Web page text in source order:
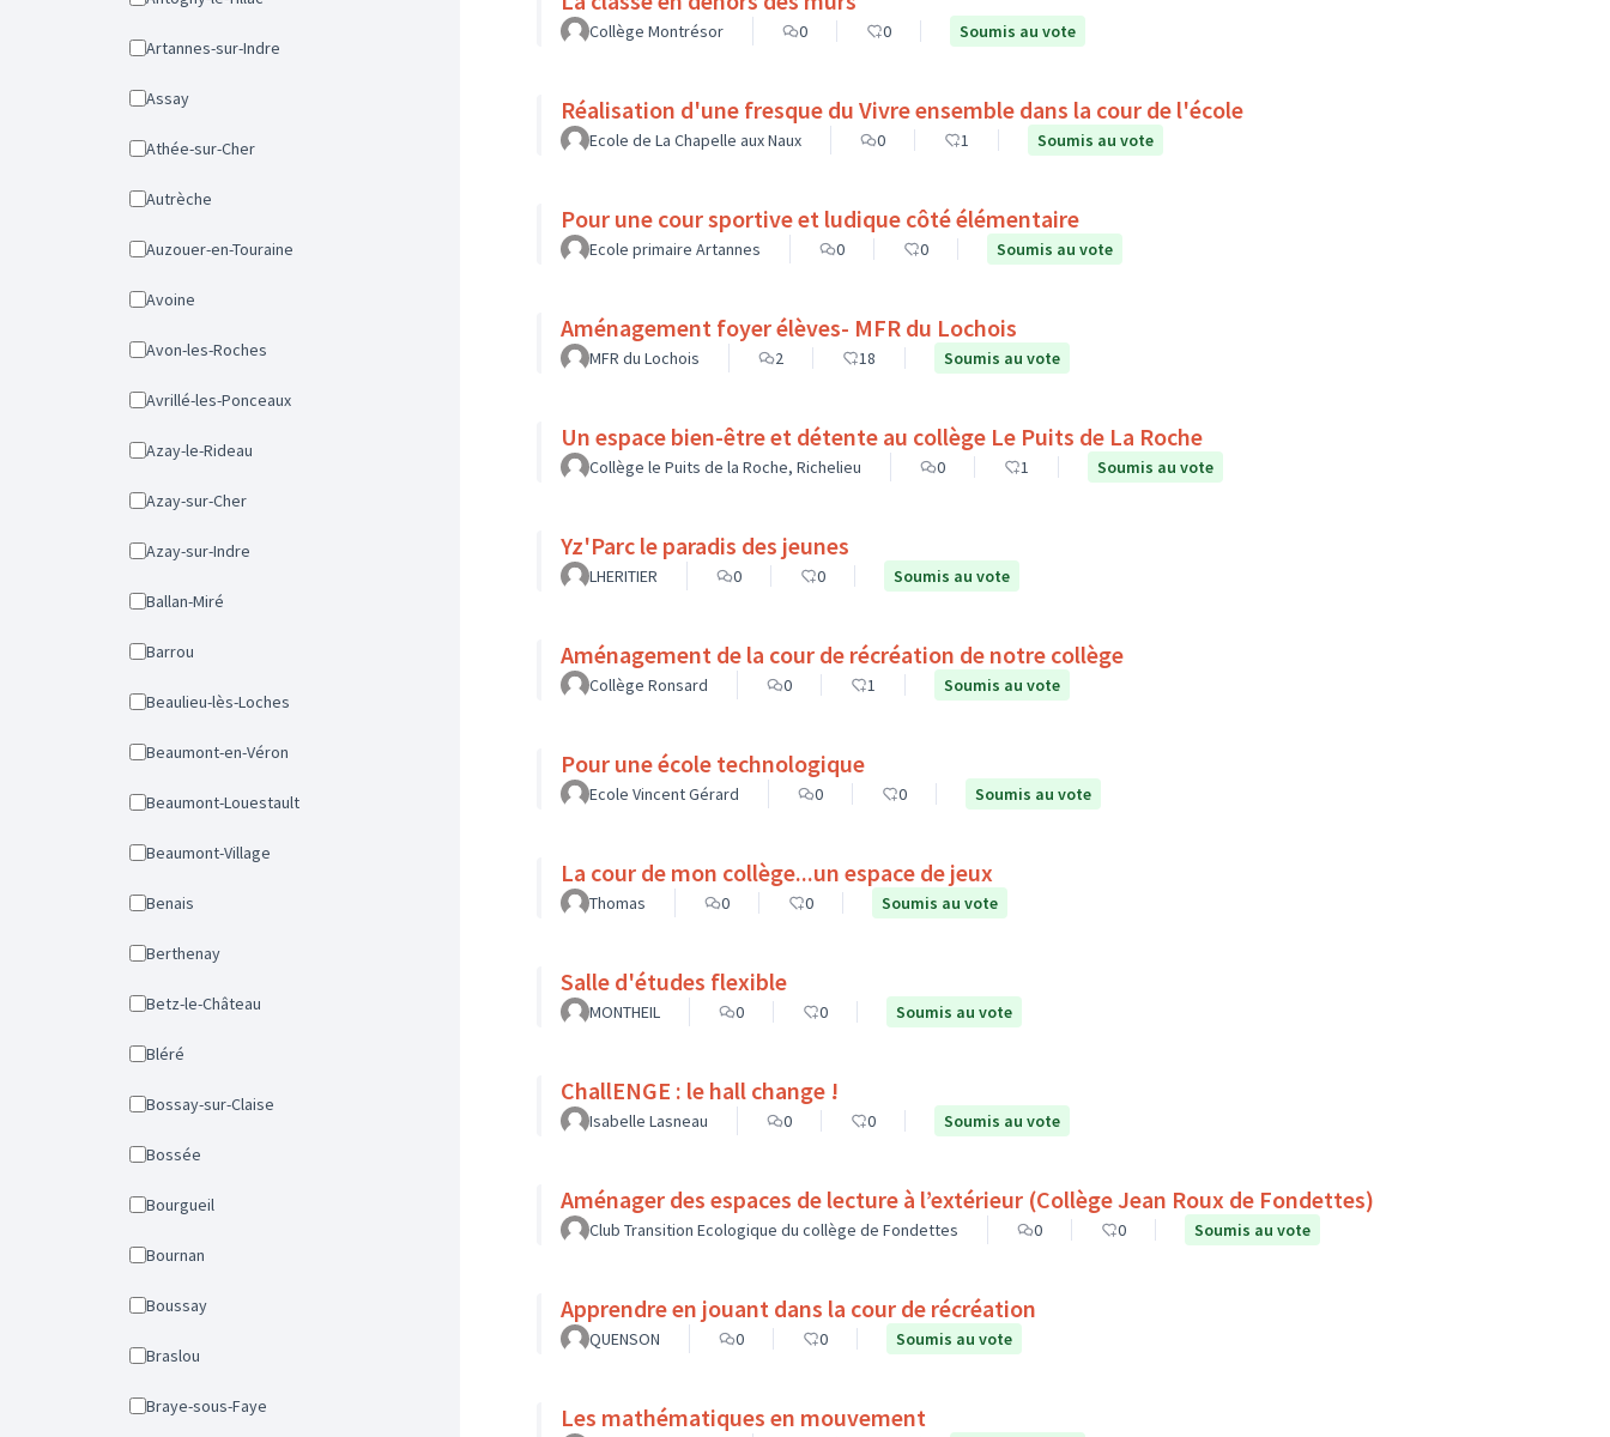
Artannes-sur-Indre
Assay
Athée-sur-Cher
Autrèche
Auzouer-en-Touraine
Avoine
Avon-les-Roches
Avrillé-les-Ponceaux
Azay-le-Rideau
Azay-sur-Cher
Azay-sur-Indre
Ballan-Miré
Barrou
Beaulieu-lès-Loches
Beaumont-en-Véron
Beaumont-Louestault
Beaumont-Village
Benais
Berthenay
Betz-le-Château
Bléré
Bossay-sur-Claise
Bossée
Bourgueil
Bournan
Boussay
Braslou
Braye-sous-Faye
Collège Montrésor 0 0 Soumis au vote
Réalisation d'une fresque du Vivre ensemble dans la cour de l'école
Ecole de La Chapelle aux Naux 0 1 Soumis au vote
Pour une cour sportive et ludique côté élémentaire
Ecole primaire Artannes 0 0 Soumis au vote
Aménagement foyer élèves- MFR du Lochois
MFR du Lochois 2 18 Soumis au vote
Un espace bien-être et détente au collège Le Puits de La Roche
Collège le Puits de la Roche, Richelieu 0 1 Soumis au vote
Yz'Parc le paradis des jeunes
LHERITIER 0 0 Soumis au vote
Aménagement de la cour de récréation de notre collège
Collège Ronsard 0 1 Soumis au vote
Pour une école technologique
Ecole Vincent Gérard 0 0 Soumis au vote
La cour de mon collège...un espace de jeux
Thomas 0 0 Soumis au vote
Salle d'études flexible
MONTHEIL 0 0 Soumis au vote
ChallENGE : le hall change !
Isabelle Lasneau 0 0 Soumis au vote
Aménager des espaces de lecture à l’extérieur (Collège Jean Roux de Fondettes)
Club Transition Ecologique du collège de Fondettes 0 0 Soumis au vote
Apprendre en jouant dans la cour de récréation
QUENSON 0 0 Soumis au vote
Les mathématiques en mouvement